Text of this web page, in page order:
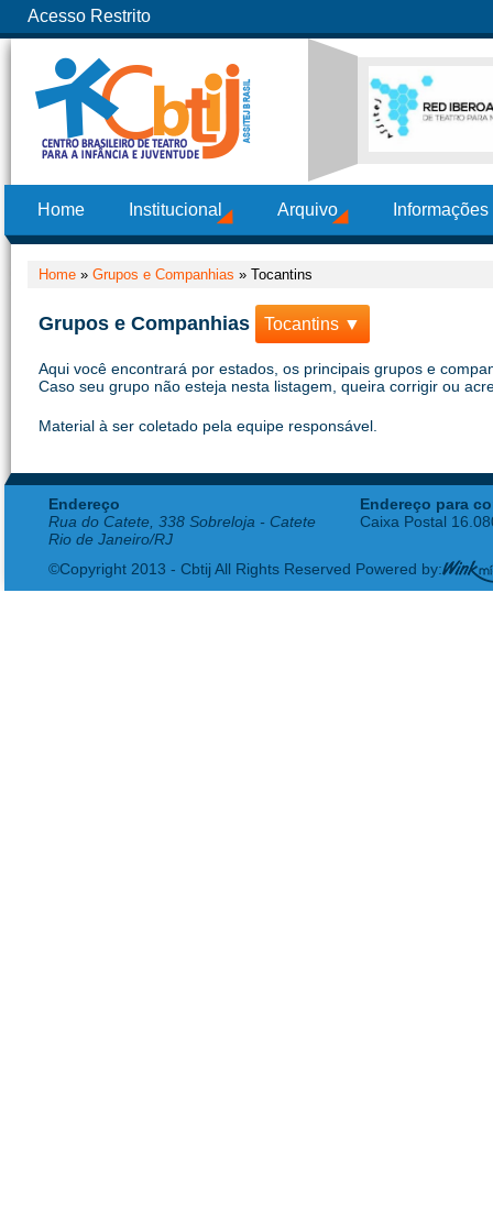
Acesso Restrito
Home Institucional Arquivo
Home » Grupos e Companhias » Tocantins
Grupos e Companhias Tocantins ▼
Aqui você encontrará por estados, os principais grupos e
Caso seu grupo não esteja nesta listagem, queira corrigir ou
Material à ser coletado pela equipe responsável.
Endereço
Rua do Catete, 338 Sobreloja - Catete
Rio de Janeiro/RJ
Endereço para
Caixa Postal
©Copyright 2013 - Cbtij All Rights Reserved Powered by: